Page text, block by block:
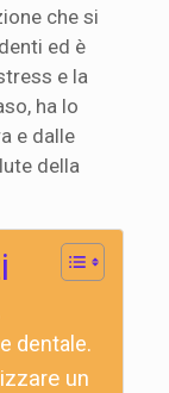
che si
ed è
e la
ha lo
e dalle
della
dentale.
un